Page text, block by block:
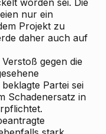
worden sei. Die
nur ein
Projekt zu
daher auch auf
gegen die
Partei sei
Schadenersatz in